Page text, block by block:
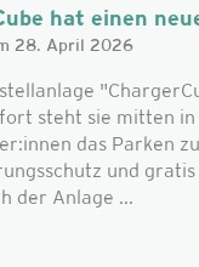
hat einen
28. April 2026
steht sie mitten in
das Parken
und gratis
der Anlage ...